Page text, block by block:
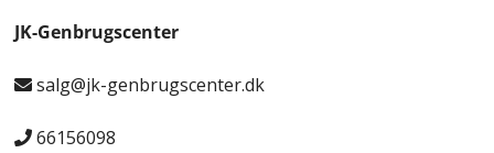
JK-Genbrugscenter
salg@jk-genbrugscenter.dk
66156098